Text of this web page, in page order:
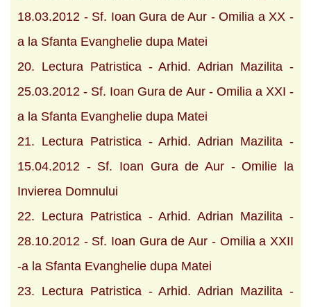
18.03.2012 - Sf. Ioan Gura de Aur - Omilia a XX -
a la Sfanta Evanghelie dupa Matei
20. Lectura Patristica - Arhid. Adrian Mazilita -
25.03.2012 - Sf. Ioan Gura de Aur - Omilia a XXI -
a la Sfanta Evanghelie dupa Matei
21. Lectura Patristica - Arhid. Adrian Mazilita -
15.04.2012 - Sf. Ioan Gura de Aur - Omilie la
Invierea Domnului
22. Lectura Patristica - Arhid. Adrian Mazilita -
28.10.2012 - Sf. Ioan Gura de Aur - Omilia a XXII
-a la Sfanta Evanghelie dupa Matei
23. Lectura Patristica - Arhid. Adrian Mazilita -